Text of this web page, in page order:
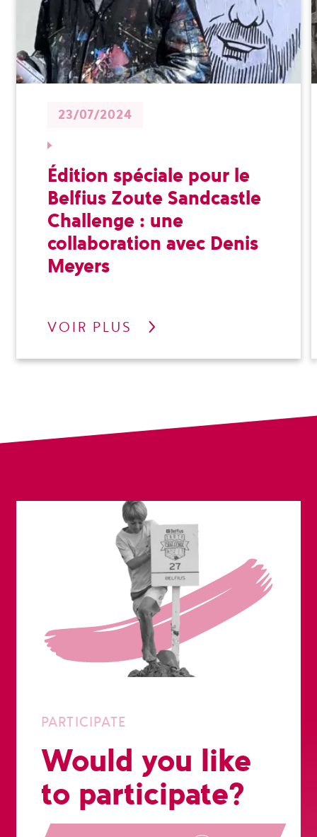
23/07/2024
Édition spéciale pour le
Belfius Zoute Sandcastle
Challenge : une
collaboration avec Denis
Meyers
VOIR PLUS
PARTICIPATE
Would you like
to participate?